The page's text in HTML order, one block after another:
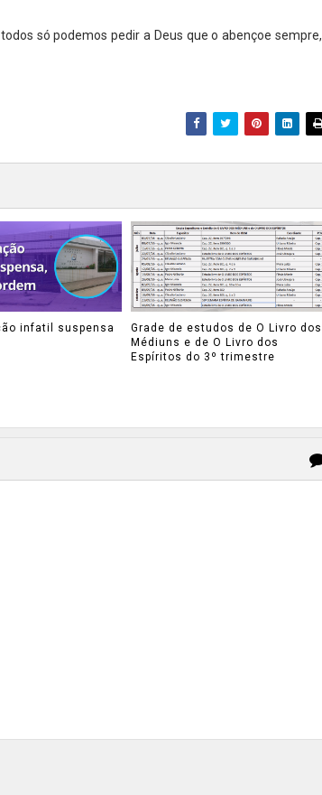
só podemos pedir a Deus que o abençoe sempre,
infatil suspensa
Grade de estudos de O Livro dos
Médiuns e de O Livro dos
Espíritos do 3º trimestre